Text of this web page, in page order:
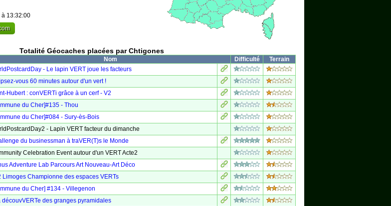
à 13:32:00
Totalité Géocaches placées par Chtigones
Nom Difficulté
Terrain
- Le lapin VERT joue les facteurs
vous 60 minutes autour d'un vert !
Hubert : conVERTi grâce à un cerf - V2
du Cher]#135 - Thou
du Cher]#084 - Sury-ès-Bois
- Lapin VERT facteur du dimanche
du businessman à traVER(T)s le Monde
Celebration Event autour d'un VERT Acte2
Adventure Lab Parcours Art Nouveau-Art Déco
Limoges Championne des espaces VERTs
du Cher] #134 - Villegenon
découvVERTe des granges pyramidales